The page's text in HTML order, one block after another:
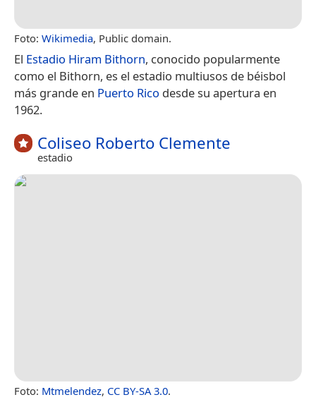
Foto: Wikimedia, Public domain.
El Estadio Hiram Bithorn, conocido popularmente
como el Bithorn, es el estadio multiusos de béisbol
más grande en Puerto Rico desde su apertura en
1962.
Coliseo Roberto Clemente
estadio
Foto: Mtmelendez, CC BY-SA 3.0.